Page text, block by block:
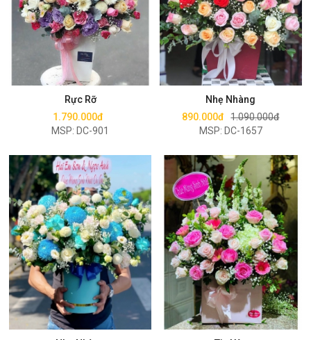
Rực Rỡ
1.790.000đ
MSP: DC-901
Mua ngay
Nhẹ Nhàng
890.000đ 1.090.000đ
MSP: DC-1657
Mua ngay
Mua ngay Mua ngay